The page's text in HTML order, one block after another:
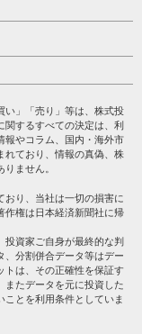
い」「売り」等は、株式投
関するすべての決定は、利
報やコラム、国内・海外市
れており、情報の真偽、株
ません。
おり、当社は一切の損害に
作権は日本経済新聞社に帰
投資家ご自身が最終的な判
、分割併合データ等はデー
トは、その正確性を保証す
またデータを元に投資した
とを利用条件としていま